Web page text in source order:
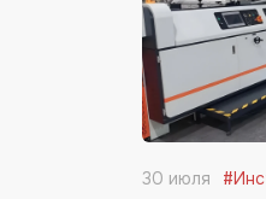
30 июля